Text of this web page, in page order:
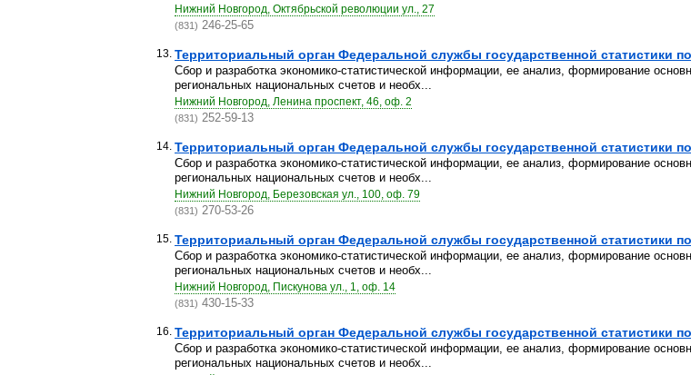
Нижний Новгород, Октябрьской революции ул., 27
(831) 246-25-65
13. Территориальный орган Федеральной службы государственной статистики
Сбор и разработка экономико-статистической информации, ее анализ, формирование
региональных национальных счетов и необх...
Нижний Новгород, Ленина проспект, 46, оф. 2
(831) 252-59-13
14. Территориальный орган Федеральной службы государственной статистики
Сбор и разработка экономико-статистической информации, ее анализ, формирование
региональных национальных счетов и необх...
Нижний Новгород, Березовская ул., 100, оф. 79
(831) 270-53-26
15. Территориальный орган Федеральной службы государственной статистики
Сбор и разработка экономико-статистической информации, ее анализ, формирование
региональных национальных счетов и необх...
Нижний Новгород, Пискунова ул., 1, оф. 14
(831) 430-15-33
16. Территориальный орган Федеральной службы государственной статистики
Сбор и разработка экономико-статистической информации, ее анализ, формирование
региональных национальных счетов и необх...